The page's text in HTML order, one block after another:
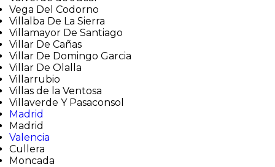
Vega Del Codorno
Villalba De La Sierra
Villamayor De Santiago
Villar De Cañas
Villar De Domingo Garcia
Villar De Olalla
Villarrubio
Villas de la Ventosa
Villaverde Y Pasaconsol
Madrid
Madrid
Valencia
Cullera
Moncada